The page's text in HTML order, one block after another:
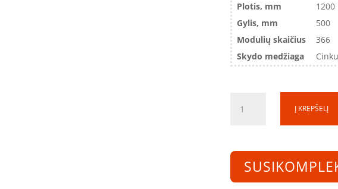
Plotis, mm
1200
Gylis, mm
500
Modulių skaičius
366
Skydo medžiaga
kiekis:
Skirstomosios
rėmas
SS181250-
2-
Į KREPŠELĮ